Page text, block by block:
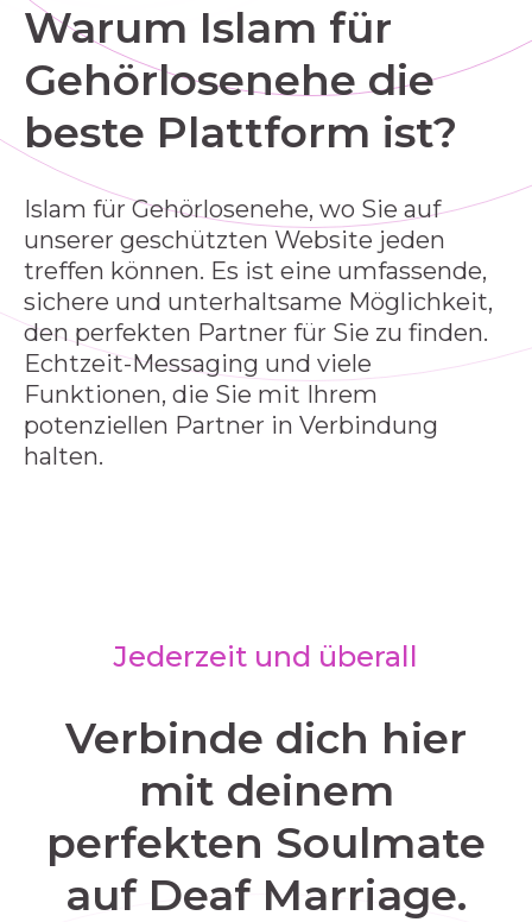
Warum Islam für
Gehörlosenehe die
beste Plattform ist?
Islam für Gehörlosenehe, wo Sie auf
unserer geschützten Website jeden
treffen können. Es ist eine umfassende,
sichere und unterhaltsame Möglichkeit,
den perfekten Partner für Sie zu finden.
Echtzeit-Messaging und viele
Funktionen, die Sie mit Ihrem
potenziellen Partner in Verbindung
halten.
Jederzeit und überall
Verbinde dich hier
mit deinem
perfekten Soulmate
auf Deaf Marriage.